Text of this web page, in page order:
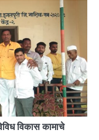
विकास कामाचे